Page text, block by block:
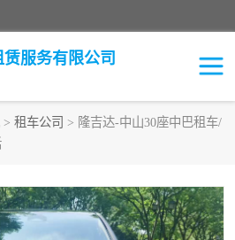
服务有限公司
> 租车公司 > 隆吉达-中山30座中巴租车/